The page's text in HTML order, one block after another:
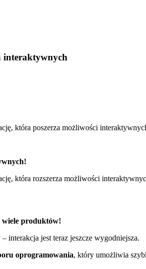
interaktywnych
która poszerza możliwości
która rozszerza możliwości
wiele produktów!
– interakcja jest teraz jeszcze wygodniejsza.
oprogramowania, który umożliwia